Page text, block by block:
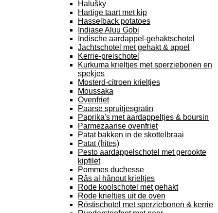
Halušky
Hartige taart met kip
Hasselback potatoes
Indiase Aluu Gobi
Indische aardappel-gehaktschotel
Jachtschotel met gehakt & appel
Kerrie-preischotel
Kurkuma krieltjes met sperziebonen en
spekjes
Mosterd-citroen krieltjes
Moussaka
Ovenfriet
Paarse spruitjesgratin
Paprika's met aardappeltjes & boursin
Parmezaanse ovenfriet
Patat bakken in de skottelbraai
Patat (frites)
Pesto aardappelschotel met gerookte
kipfilet
Pommes duchesse
Râs al hânout krieltjes
Rode koolschotel met gehakt
Rode krieltjes uit de oven
Röstischotel met sperziebonen & kerrie